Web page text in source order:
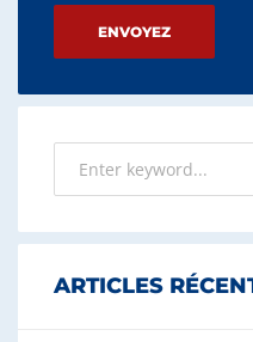
Please leave this field
ARTICLES